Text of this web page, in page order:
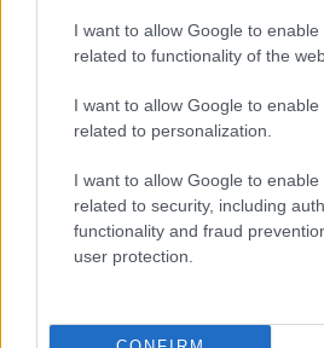
I want to allow Google to enable
related to functionality of the
I want to allow Google to enable
related to personalization.
I want to allow Google to enable
related to security, including
functionality and fraud
user protection.
Principais ações recomendadas para
Bruno Costa · 6 ago 2026
INVESTIMENTOS